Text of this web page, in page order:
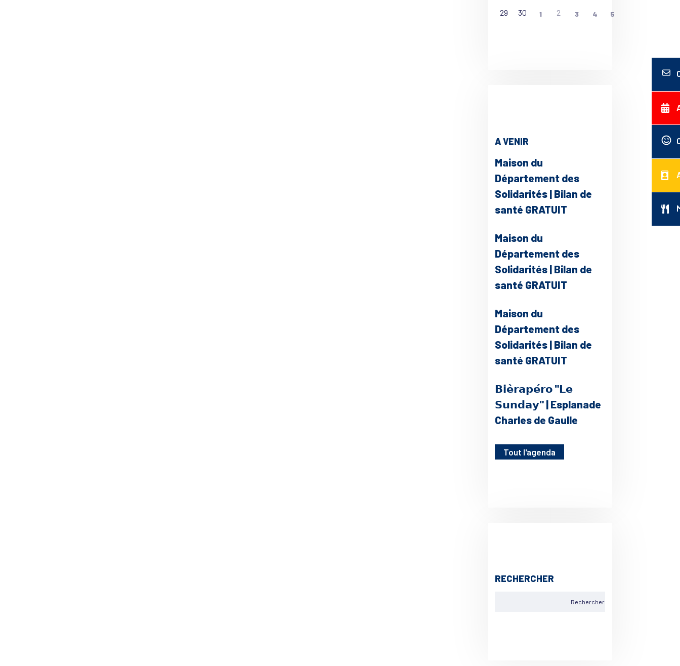
29 30 1 2 3 4 5
A VENIR
Maison du
Département des
Solidarités | Bilan de
santé GRATUIT
Maison du
Département des
Solidarités | Bilan de
santé GRATUIT
Maison du
Département des
Solidarités | Bilan de
santé GRATUIT
𝗕𝗶𝗲̀𝗿𝗮𝗽𝗲́𝗿𝗼 "𝗟𝗲
𝗦𝘂𝗻𝗱𝗮𝘆" | Esplanade
Charles de Gaulle
Tout l'agenda
RECHERCHER